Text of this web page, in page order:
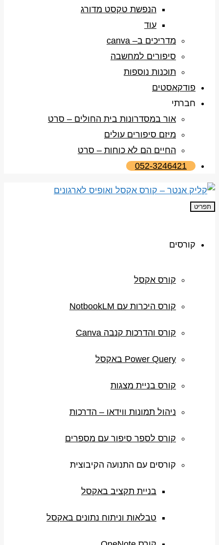
הנפשת טקסט מדורג
עוד
מדריכים ב– canva
סיפורים למחשבה
תוכנות נוספות
פודקאסטים
חברתי
אור במסדרונות בית החולים – סרט
מיזם סיפורים עולים
החיים הם לא כוחות – סרט
052-3246421
תפריט
קורסים
קורס אקסל
קורס היכרות עם NotbookLM
קורס והדרכות קנבה Canva
Power Query באקסל
קורס בניית מצגות
ניהול תמונות ווידאו – הדרכות
קורס לספר סיפור עם מספרים
קורסים עם התנועה הקיבוצית
בניית תקציב באקסל
טבלאות וניתוח נתונים באקסל